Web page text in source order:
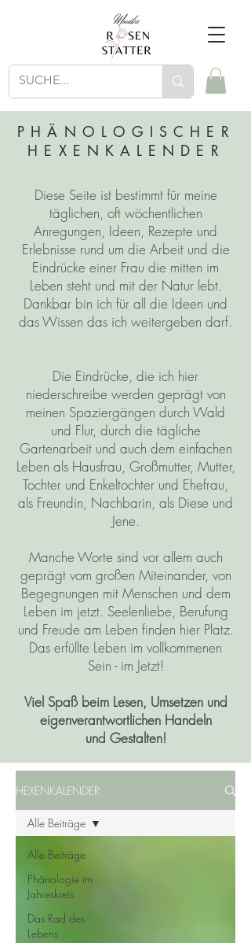
PHÄNOLOGISCHER
HEXENKALENDER
Diese Seite ist bestimmt für meine
täglichen, oft wöchentlichen
Anregungen, Ideen, Rezepte und
Erlebnisse rund um die Arbeit und die
Eindrücke einer Frau die mitten im
Leben steht und mit der Natur lebt.
Dankbar bin ich für all die Ideen und
das Wissen das ich weitergeben darf.
Die Eindrücke, die ich hier
niederschreibe werden geprägt von
meinen Spaziergängen durch Wald
und Flur, durch die tägliche
Gartenarbeit und auch dem einfachen
Leben als Hausfrau, Großmutter, Mutter,
Tochter und Enkeltochter und Ehefrau,
als Freundin, Nachbarin, als Diese und
Jene.
Manche Worte sind vor allem auch
geprägt vom großen Miteinander, von
Begegnungen mit Menschen und dem
Leben im jetzt. Seelenliebe, Berufung
und Freude am Leben finden hier Platz.
Das erfüllte Leben im vollkommenen
Sein - im Jetzt!
Viel Spaß beim Lesen, Umsetzen und
eigenverantwortlichen Handeln
und Gestalten!
HEXENKALENDER
Alle Beiträge
Phänologie im
Jahreskreis
Das Rad des
Lebens
Alle Beiträge